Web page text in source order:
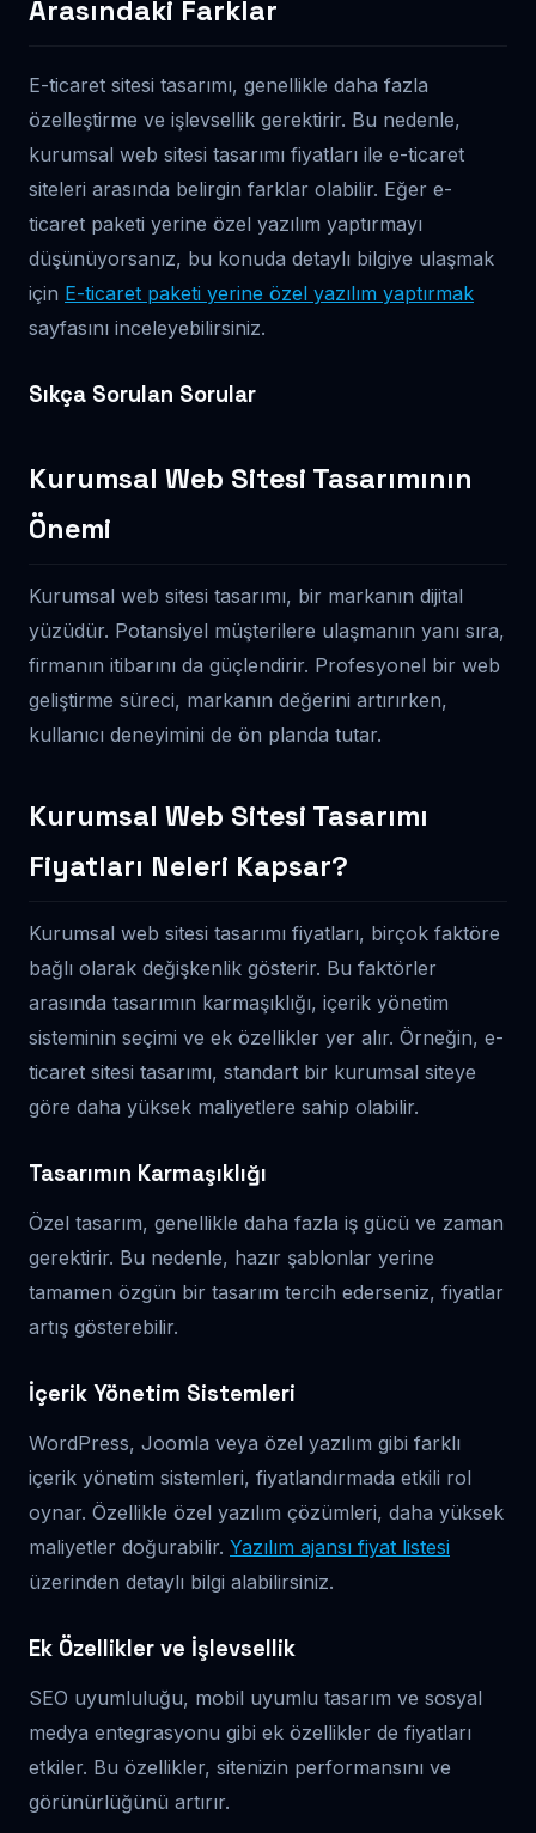
Arasındaki Farklar
E-ticaret sitesi tasarımı, genellikle daha fazla
özelleştirme ve işlevsellik gerektirir. Bu nedenle,
kurumsal web sitesi tasarımı fiyatları ile e-ticaret
siteleri arasında belirgin farklar olabilir. Eğer e-
ticaret paketi yerine özel yazılım yaptırmayı
düşünüyorsanız, bu konuda detaylı bilgiye ulaşmak
için E-ticaret paketi yerine özel yazılım yaptırmak
sayfasını inceleyebilirsiniz.
Sıkça Sorulan Sorular
Kurumsal Web Sitesi Tasarımının
Önemi
Kurumsal web sitesi tasarımı, bir markanın dijital
yüzüdür. Potansiyel müşterilere ulaşmanın yanı sıra,
firmanın itibarını da güçlendirir. Profesyonel bir web
geliştirme süreci, markanın değerini artırırken,
kullanıcı deneyimini de ön planda tutar.
Kurumsal Web Sitesi Tasarımı
Fiyatları Neleri Kapsar?
Kurumsal web sitesi tasarımı fiyatları, birçok faktöre
bağlı olarak değişkenlik gösterir. Bu faktörler
arasında tasarımın karmaşıklığı, içerik yönetim
sisteminin seçimi ve ek özellikler yer alır. Örneğin, e-
ticaret sitesi tasarımı, standart bir kurumsal siteye
göre daha yüksek maliyetlere sahip olabilir.
Tasarımın Karmaşıklığı
Özel tasarım, genellikle daha fazla iş gücü ve zaman
gerektirir. Bu nedenle, hazır şablonlar yerine
tamamen özgün bir tasarım tercih ederseniz, fiyatlar
artış gösterebilir.
İçerik Yönetim Sistemleri
WordPress, Joomla veya özel yazılım gibi farklı
içerik yönetim sistemleri, fiyatlandırmada etkili rol
oynar. Özellikle özel yazılım çözümleri, daha yüksek
maliyetler doğurabilir. Yazılım ajansı fiyat listesi
üzerinden detaylı bilgi alabilirsiniz.
Ek Özellikler ve İşlevsellik
SEO uyumluluğu, mobil uyumlu tasarım ve sosyal
medya entegrasyonu gibi ek özellikler de fiyatları
etkiler. Bu özellikler, sitenizin performansını ve
görünürlüğünü artırır.